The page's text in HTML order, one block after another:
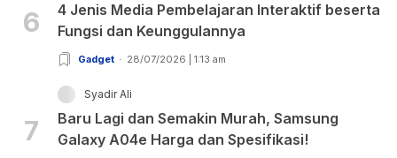
6
4 Jenis Media Pembelajaran Interaktif beserta
Fungsi dan Keunggulannya
Gadget 28/07/2026 | 1:13 am
7
Syadir Ali
Baru Lagi dan Semakin Murah, Samsung
Galaxy A04e Harga dan Spesifikasi!